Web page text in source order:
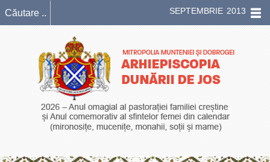
SEPTEMBRIE 2013